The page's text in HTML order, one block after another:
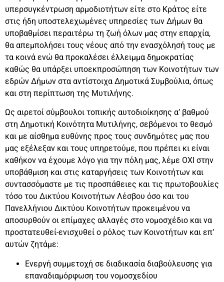
υπερσυγκέντρωση αρμοδιοτήτων είτε στο Κράτος είτε
στις ήδη υποστελεχωμένες υπηρεσίες των Δήμων θα
υποβαθμίσει περαιτέρω τη ζωή όλων μας στην επαρχία,
θα απεμπολήσει τους νέους από την ενασχόλησή τους με
τα κοινά ενώ θα προκαλέσει έλλειμμα δημοκρατίας
καθώς θα υπάρξει υποεκπροσώπηση των Κοινοτήτων των
εδρών Δήμων στα αντίστοιχα Δημοτικά Συμβούλια, όπως
και στη περίπτωση της Μυτιλήνης.
Ως αιρετοί σύμβουλοι τοπικής αυτοδιοίκησης α’ βαθμού
στη Δημοτική Κοινότητα Μυτιλήνης, σεβόμενοι το θεσμό
και με αίσθημα ευθύνης προς τους συνδημότες μας που
μας εξέλεξαν και τους υπηρετούμε, που πρέπει κι είναι
καθήκον να έχουμε λόγο για την πόλη μας, λέμε ΟΧΙ στην
υποβάθμιση και στις καταργήσεις των Κοινοτήτων και
συντασσόμαστε με τις προσπάθειες και τις πρωτοβουλίες
τόσο του Δικτύου Κοινοτήτων Λέσβου όσο και του
Πανελλήνιου Δικτύου Κοινοτήτων προκειμένου να
αποσυρθούν οι επίμαχες αλλαγές στο νομοσχέδιο και να
προστατευθεί-ενισχυθεί ο ρόλος των Κοινοτήτων και επ’
αυτών ζητάμε:
Ενεργή συμμετοχή σε διαδικασία διαβούλευσης για
επαναδιαμόρφωση του νομοσχεδίου